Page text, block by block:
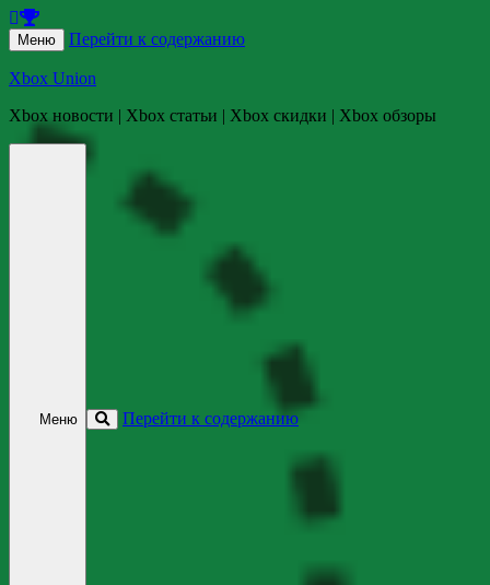
Меню Перейти к содержанию
Xbox Union
Xbox новости | Xbox статьи | Xbox скидки | Xbox обзоры
Меню Перейти к содержанию